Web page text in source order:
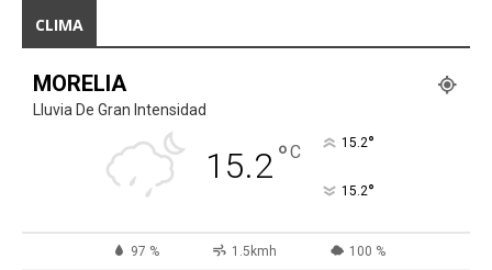
CLIMA
MORELIA
Lluvia De Gran Intensidad
15.2°C 15.2°
15.2°
97 % 1.5kmh 100 %